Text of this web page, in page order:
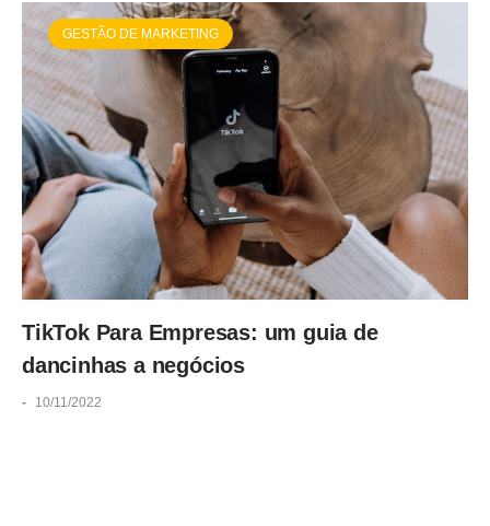
GESTÃO DE MARKETING
TikTok Para Empresas: um guia de
dancinhas a negócios
- 10/11/2022